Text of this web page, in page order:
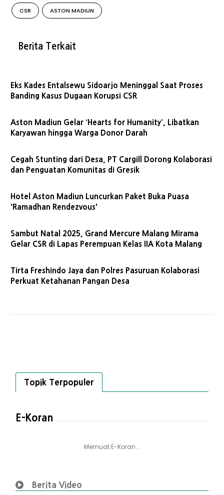
CSR ASTON MADIUN
Berita Terkait
Eks Kades Entalsewu Sidoarjo Meninggal Saat Proses
Banding Kasus Dugaan Korupsi CSR
Aston Madiun Gelar ‘Hearts for Humanity’, Libatkan
Karyawan hingga Warga Donor Darah
Cegah Stunting dari Desa, PT Cargill Dorong Kolaborasi
dan Penguatan Komunitas di Gresik
Hotel Aston Madiun Luncurkan Paket Buka Puasa
'Ramadhan Rendezvous'
Sambut Natal 2025, Grand Mercure Malang Mirama
Gelar CSR di Lapas Perempuan Kelas IIA Kota Malang
Tirta Freshindo Jaya dan Polres Pasuruan Kolaborasi
Perkuat Ketahanan Pangan Desa
Topik Terpopuler
E-Koran
Memuat E-Koran...
Berita Video